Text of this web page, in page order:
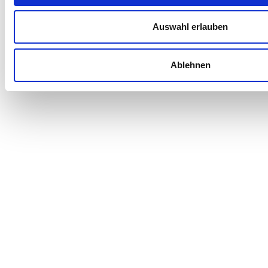
Auswahl erlauben
Ablehnen